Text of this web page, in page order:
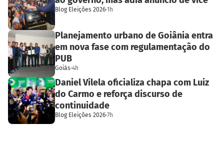
Blog Eleições 2026·1h
Planejamento urbano de Goiânia entra
em nova fase com regulamentação do
PUB
Goiás·4h
Daniel Vilela oficializa chapa com Luiz
do Carmo e reforça discurso de
continuidade
Blog Eleições 2026·7h